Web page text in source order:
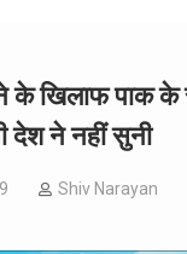
के खिलाफ पाक के
देश ने नहीं सुनी
Shiv Narayan